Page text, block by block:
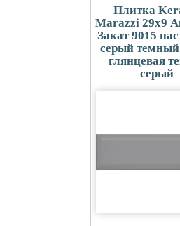
Плитка
Marazzi 29x9
Закат 9015
серый темный
глянцевая
серый